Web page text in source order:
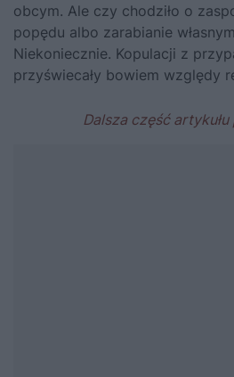
obcym. Ale czy chodziło o
popędu albo zarabianie
Niekoniecznie. Kopulacji z
przyświecały bowiem względy